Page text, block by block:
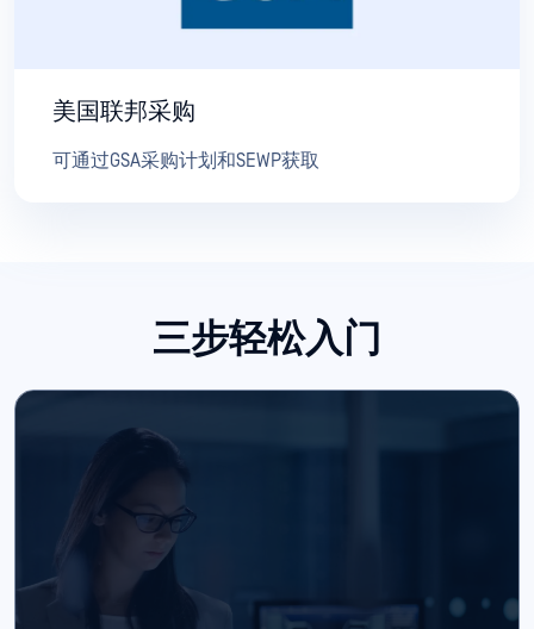
美国联邦采购
可通过GSA采购计划和SEWP获取
三步轻松入门